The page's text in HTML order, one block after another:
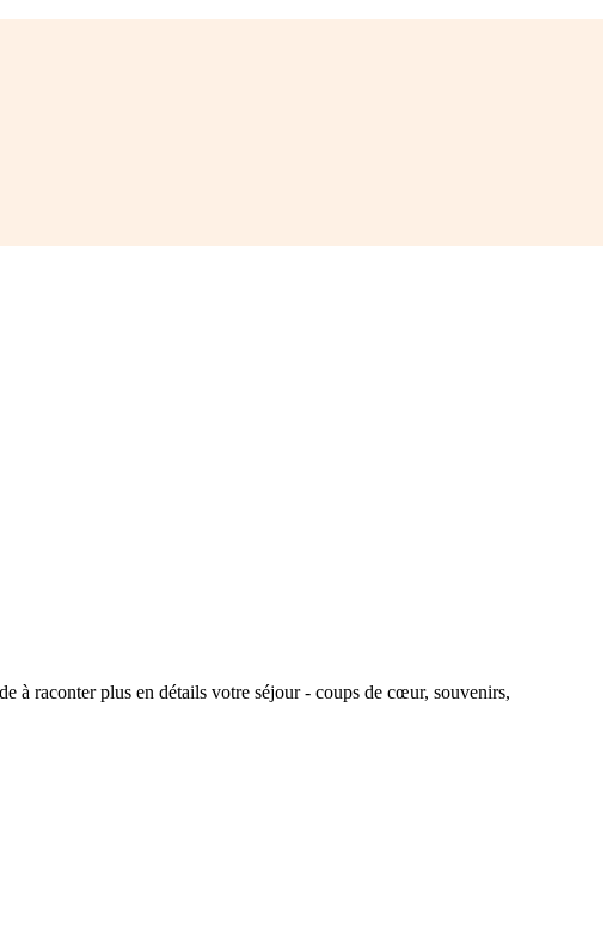
à raconter plus en détails votre séjour - coups de cœur, souvenirs,